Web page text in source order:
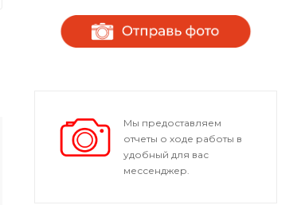
Мы предоставляем
отчеты о ходе работы в
удобный для вас
мессенджер.